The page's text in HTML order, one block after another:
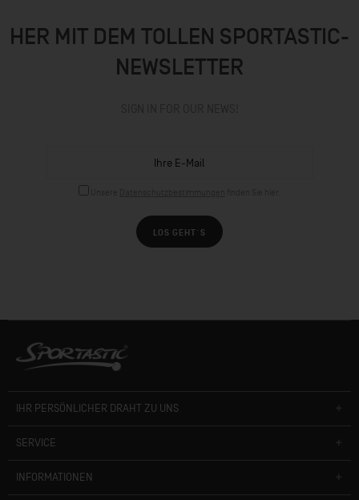
HER MIT DEM TOLLEN SPORTASTIC-
NEWSLETTER
LOS GEHT´S
IHR PERSÖNLICHER DRAHT ZU UNS
SERVICE
INFORMATIONEN